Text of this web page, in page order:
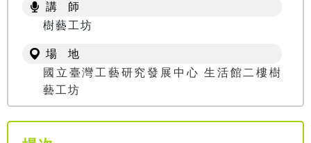
講 師
樹藝工坊
場 地
國立臺灣工藝研究發展中心 生活館二樓樹
藝工坊